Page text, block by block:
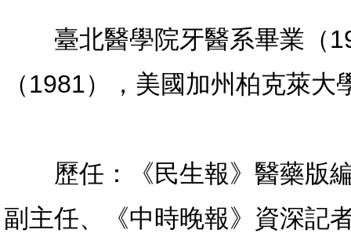
臺北醫學院牙醫系畢業（
（1981），美國加州柏克萊
歷任：《民生報》醫藥版編
副主任、《中時晚報》資深記